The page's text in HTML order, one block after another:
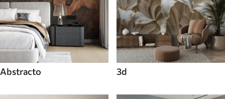
Abstracto 3d